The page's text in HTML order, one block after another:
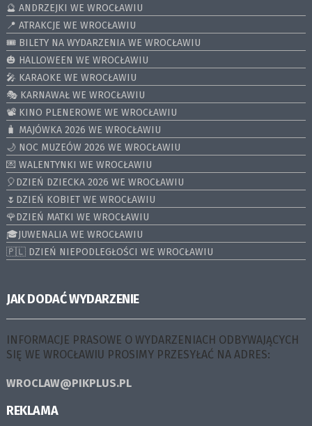
🔮 ANDRZEJKI WE WROCŁAWIU
📍 ATRAKCJE WE WROCŁAWIU
🎟️ BILETY NA WYDARZENIA WE WROCŁAWIU
🎃 HALLOWEEN WE WROCŁAWIU
🎤 KARAOKE WE WROCŁAWIU
🎭 KARNAWAŁ WE WROCŁAWIU
📽️ KINO PLENEROWE WE WROCŁAWIU
🧳 MAJÓWKA 2026 WE WROCŁAWIU
🌙 NOC MUZEÓW 2026 WE WROCŁAWIU
💌 WALENTYNKI WE WROCŁAWIU
🎈DZIEŃ DZIECKA 2026 WE WROCŁAWIU
🌷DZIEŃ KOBIET WE WROCŁAWIU
🌹DZIEŃ MATKI WE WROCŁAWIU
🎓JUWENALIA WE WROCŁAWIU
🇵🇱 DZIEŃ NIEPODLEGŁOŚCI WE WROCŁAWIU
JAK DODAĆ WYDARZENIE
INFORMACJE PRASOWE O WYDARZENIACH ODBYWAJĄCYCH
SIĘ WE WROCŁAWIU PROSIMY PRZESYŁAĆ NA ADRES:
WROCLAW@PIKPLUS.PL
REKLAMA